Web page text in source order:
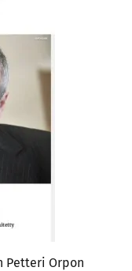
Petteri Orpon